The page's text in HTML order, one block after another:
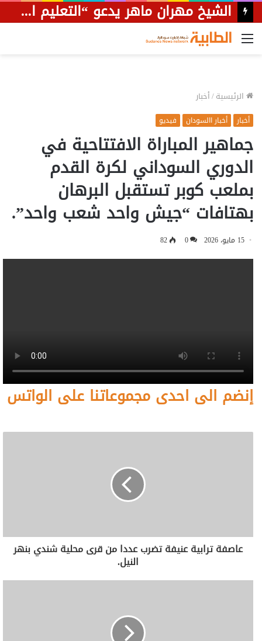
الشيخ مهران ماهر يدعو “التعليم العالي” للتدخل لوقف عبث الجامعة الوطنية بشأن النقاب
القائمة
الرئيسية/أخبار
أخبار أخبار االسودان فيديو
جماهير المباراة الافتتاحية في
الدوري السوداني لكرة القدم
بملعب كوبر تستقبل البرهان
بهتافات “جيش واحد شعب واحد”.
15 مايو، 2026 0
82
إنضم الى احدى مجموعاتنا على الواتس
عاصفة ترابية عنيفة تضرب عددا من قرى محلية شندي بنهر
النيل.